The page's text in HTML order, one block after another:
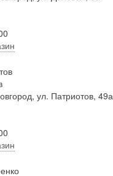
ул. Патриотов, 49а